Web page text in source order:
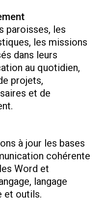
paroisses, les
les missions
dans leurs
au quotidien,
projets,
et de
à jour les bases
cohérente
Word et
langage
et outils.